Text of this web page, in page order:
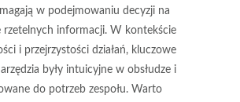
w podejmowaniu decyzji na
rzetelnych informacji. W kontekście
i przejrzystości działań, kluczowe
były intuicyjne w obsłudze i
do potrzeb zespołu. Warto